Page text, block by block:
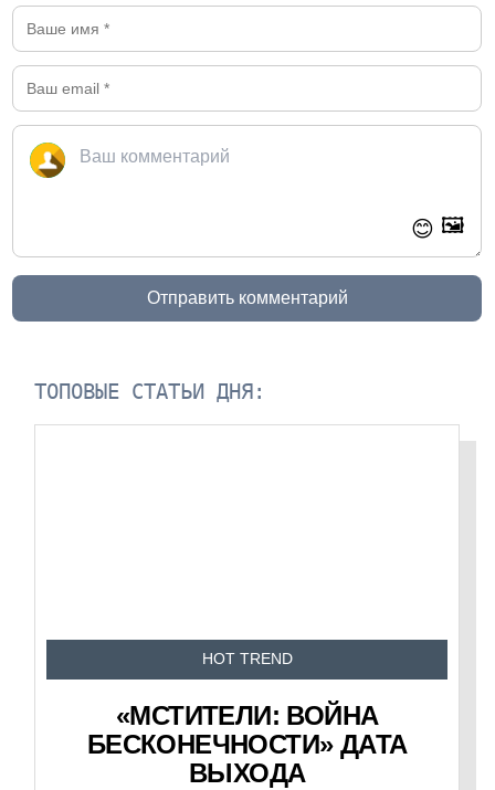
😊 🖼️
Отправить комментарий
ТОПОВЫЕ СТАТЬИ ДНЯ:
HOT TREND
«МСТИТЕЛИ: ВОЙНА
БЕСКОНЕЧНОСТИ» ДАТА
ВЫХОДА